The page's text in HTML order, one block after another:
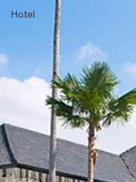
Hotel